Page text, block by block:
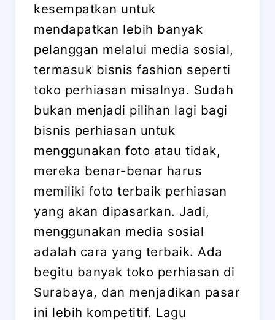
kesempatkan untuk
mendapatkan lebih banyak
pelanggan melalui media sosial,
termasuk bisnis fashion seperti
toko perhiasan misalnya. Sudah
bukan menjadi pilihan lagi bagi
bisnis perhiasan untuk
menggunakan foto atau tidak,
mereka benar-benar harus
memiliki foto terbaik perhiasan
yang akan dipasarkan. Jadi,
menggunakan media sosial
adalah cara yang terbaik. Ada
begitu banyak toko perhiasan di
Surabaya, dan menjadikan pasar
ini lebih kompetitif. Lagu